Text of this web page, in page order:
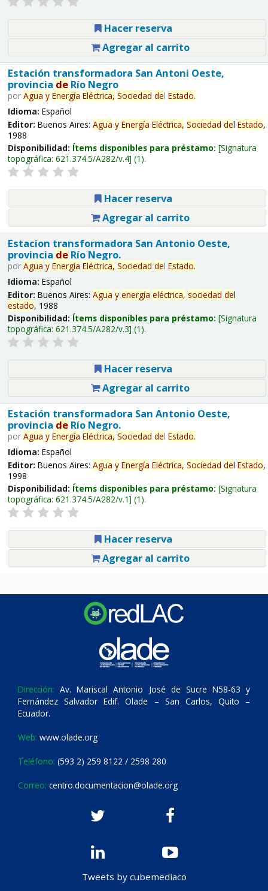
Hacer reserva
Agregar al carrito
Estación transformadora San Antoni Oeste,
provincia deRío Negro
por Agua y Energía Eléctrica, Sociedad del Estado.
Idioma: Español
Editor: Buenos Aires: Agua y Energía Eléctrica, Sociedad del Estado,
1988
Disponibilidad: Ítems disponibles para préstamo: Signatura
topográfica: 621.374.5/A282/v.4 (1).
Hacer reserva
Agregar al carrito
Estacion transformadora San Antonio Oeste,
provincia deRío Negro.
por Agua y Energía Eléctrica, Sociedad del Estado.
Idioma: Español
Editor: Buenos Aires: Agua y energía eléctrica, sociedad del
estado, 1988
Disponibilidad: Ítems disponibles para préstamo: Signatura
topográfica: 621.374.5/A282/v.3 (1).
Hacer reserva
Agregar al carrito
Estación transformadora San Antonio Oeste,
provincia deRío Negro.
por Agua y Energía Eléctrica, Sociedad del Estado.
Idioma: Español
Editor: Buenos Aires: Agua y Energía Eléctrica, Sociedad del Estado,
1998
Disponibilidad: Ítems disponibles para préstamo: Signatura
topográfica: 621.374.5/A282/v.1 (1).
Hacer reserva
Agregar al carrito
Dirección: Av. Mariscal Antonio José de Sucre N58-63 y
Fernández Salvador Edif. Olade – San Carlos, Quito –
Ecuador.
Web: www.olade.org
Teléfono: (593 2) 259 8122 / 2598 280
Correo: centro.documentacion@olade.org
Tweets by cubemediaco